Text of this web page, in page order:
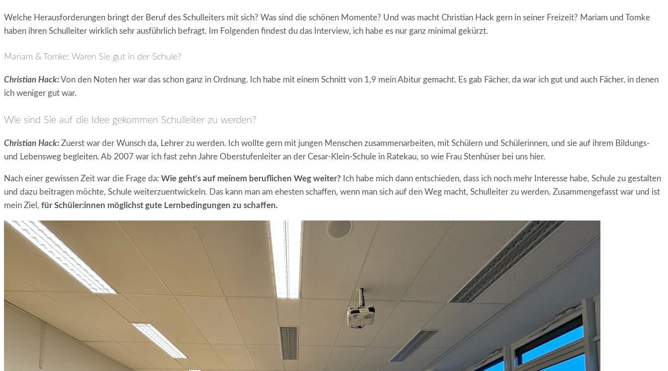
Welche Herausforderungen bringt der Beruf des Schulleiters mit sich? Was sind die schönen Momente? Und was macht Christian Hack gern in seiner Freizeit? Mariam und Tomke
haben ihren Schulleiter wirklich sehr ausführlich befragt. Im Folgenden findest du das Interview, ich habe es nur ganz minimal gekürzt.
Mariam & Tomke: Waren Sie gut in der Schule?
Christian Hack:Von den Noten her war das schon ganz in Ordnung. Ich habe mit einem Schnitt von 1,9 mein Abitur gemacht. Es gab Fächer, da war ich gut und auch Fächer, in denen
ich weniger gut war.
Wie sind Sie auf die Idee gekommen Schulleiter zu werden?
Christian Hack: Zuerst war der Wunsch da, Lehrer zu werden. Ich wollte gern mit jungen Menschen zusammenarbeiten, mit Schülern und Schülerinnen, und sie auf ihrem Bildungs-
und Lebensweg begleiten. Ab 2007 war ich fast zehn Jahre Oberstufenleiter an der Cesar-Klein-Schule in Ratekau, so wie Frau Stenhüser bei uns hier.
Nach einer gewissen Zeit war die Frage da: Wie geht‘s auf meinem beruflichen Weg weiter? Ich habe mich dann entschieden, dass ich noch mehr Interesse habe, Schule zu gestalten
und dazu beitragen möchte, Schule weiterzuentwickeln. Das kann man am ehesten schaffen, wenn man sich auf den Weg macht, Schulleiter zu werden. Zusammengefasst war und ist
mein Ziel, für Schüler:innen möglichst gute Lernbedingungen zu schaffen.